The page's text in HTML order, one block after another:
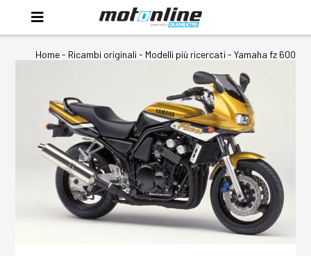
Home- Ricambi originali - Modelli più ricercati - Yamaha fz 600